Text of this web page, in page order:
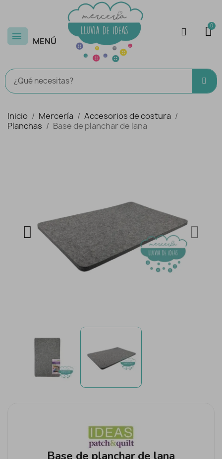
MENÚ
Inicio Mercería
Accesorios de costura
Planchas
Base de planchar de lana
Base de planchar de lana